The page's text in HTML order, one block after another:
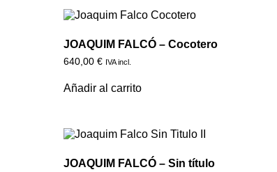
JOAQUIM FALCÓ – Cocotero
640,00 € IVA incl.
Añadir al carrito
JOAQUIM FALCÓ – Sin título